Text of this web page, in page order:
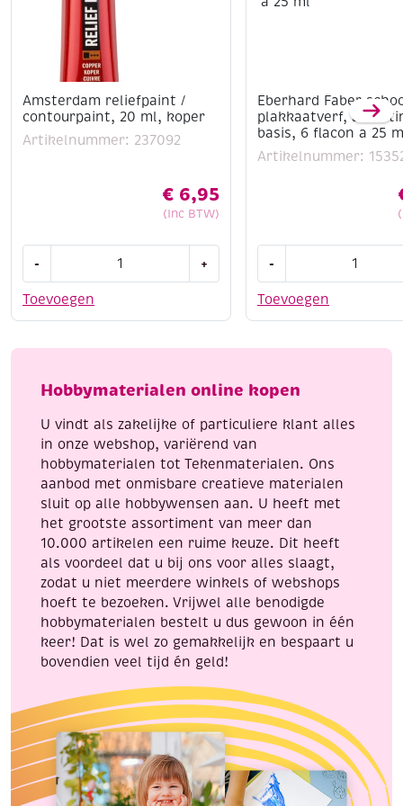
Amsterdam reliefpaint /
contourpaint, 20 ml, koper
Artikelnummer: 237092
€ 6,95
(Inc BTW)
Toevoegen
-
/
ml,
aantal
+
Eberhard Faber
plakkaatverf,
basis, 6 flacon a 25
Artikelnummer:
Toevoegen
-
schoolverf
assortiment
6
a
ml
aantal
Hobbymaterialen online kopen
U vindt als zakelijke of particuliere klant alles
in onze webshop, variërend van
hobbymaterialen tot Tekenmaterialen. Ons
aanbod met onmisbare creatieve materialen
sluit op alle hobbywensen aan. U heeft met
het grootste assortiment van meer dan
10.000 artikelen een ruime keuze. Dit heeft
als voordeel dat u bij ons voor alles slaagt,
zodat u niet meerdere winkels of webshops
hoeft te bezoeken. Vrijwel alle benodigde
hobbymaterialen bestelt u dus gewoon in één
keer! Dat is wel zo gemakkelijk en bespaart u
bovendien veel tijd én geld!